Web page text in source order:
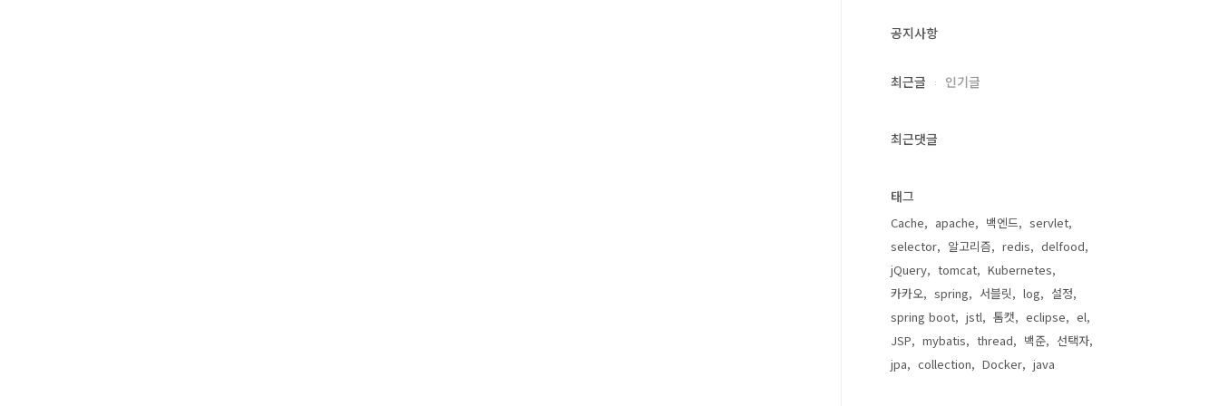
공지사항
최근글 인기글
최근댓글
태그
Cache apache 백엔드
servlet
selector
알고리즘 redis
delfood
jQuery
tomcat
Kubernetes
카카오
spring 서블릿 log
설정
spring boot
jstl 톰캣 eclipse
el
JSP
mybatis thread 백준
선택자
jpa
collection Docker java